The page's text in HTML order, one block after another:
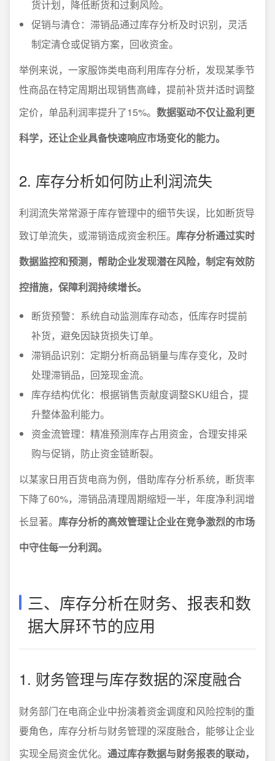
货计划，降低断货和过剩风险。
促销与清仓：滞销品通过库存分析及时识别，灵活
制定清仓或促销方案，回收资金。
举例来说，一家服饰类电商利用库存分析，发现某季节
性商品在特定周期出现销售高峰，提前补货并适时调整
定价，单品利润率提升了15%。 数据驱动不仅让盈利更
科学，还让企业具备快速响应市场变化的能力。
2. 库存分析如何防止利润流失
利润流失常常源于库存管理中的细节失误，比如断货导
致订单流失，或滞销造成资金积压。 库存分析通过实时
数据监控和预测，帮助企业发现潜在风险，制定有效防
控措施，保障利润持续增长。
断货预警：系统自动监测库存动态，低库存时提前
补货，避免因缺货损失订单。
滞销品识别：定期分析商品销量与库存变化，及时
处理滞销品，回笼现金流。
库存结构优化：根据销售贡献度调整SKU组合，提
升整体盈利能力。
资金流管理：精准预测库存占用资金，合理安排采
购与促销，防止资金链断裂。
以某家日用百货电商为例，借助库存分析系统，断货率
下降了60%，滞销品清理周期缩短一半，年度净利润增
长显著。 库存分析的高效管理让企业在竞争激烈的市场
中守住每一分利润。
三、库存分析在财务、报表和数
据大屏环节的应用
1. 财务管理与库存数据的深度融合
财务部门在电商企业中扮演着资金调度和风险控制的重
要角色，库存分析与财务管理的深度融合，能够让企业
实现全局资金优化。 通过库存数据与财务报表的联动，